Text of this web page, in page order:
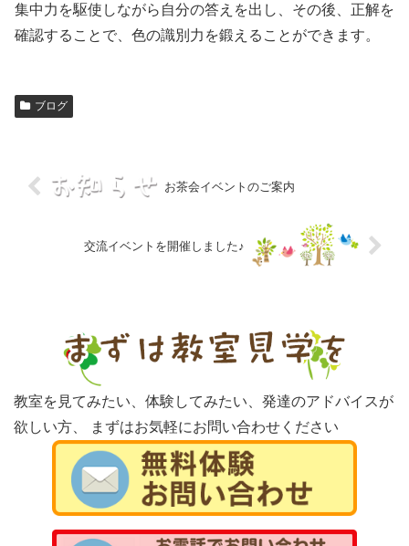
集中力を駆使しながら自分の答えを出し、その後、正解を
確認することで、色の識別力を鍛えることができます。
ブログ
お茶会イベントのご案内
交流イベントを開催しました♪
教室を見てみたい、体験してみたい、発達のアドバイスが
欲しい方、
まずはお気軽にお問い合わせください